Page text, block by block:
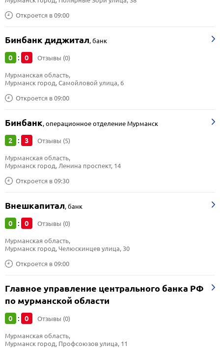
Откроется в 09:00
Бинбанк диджитал,банк
0 : 0 Отзывы (0)
Откроется в 09:00
Мурманская область,
Мурманск город, Самойловой улица, 6
Бинбанк,операционное отделение Мурманск
2 : 3 Отзывы (5)
Откроется в 09:30
Мурманская область,
Мурманск город, Ленина проспект, 14
Внешкапитал,банк
0 : 0 Отзывы (0)
Откроется в 09:00
Мурманская область,
Мурманск город, Челюскинцев улица, 30
Главное управление центрального банка РФ
по мурманской области
0 : 0 Отзывы (0)
Мурманская область,
Мурманск город, Профсоюзов улица, 11